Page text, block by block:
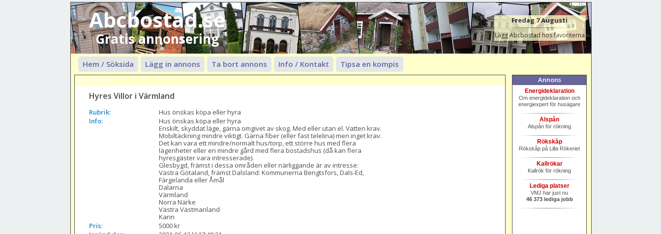
Abcbostad.se
Gratis annonsering
Fredag 7 Augusti
Lägg Abcbostad hos favoriterna
Hem / Söksida Lägg in annons Ta bort annons Info / Kontakt Tipsa en kompis
Visar annons
Hyres Villor i Värmland
Rubrik:
Hus önskas köpa eller hyra
Info:
Hus önskas köpa eller hyra
Enskilt, skyddat läge, gärna omgivet av skog. Med eller utan el. Vatten krav.
Mobiltäckning mindre viktigt. Gärna fiber (eller fast telelina) men inget krav.
Det kan vara ett mindre/normalt hus/torp, ett större hus med flera
lägenheter eller en mindre gård med flera bostadshus (då kan flera
hyresgäster vara intresserade).
Glesbygd, främst i dessa områden eller närliggande är av intresse:
Västra Götaland, främst Dalsland: Kommunerna Bengtsfors, Dals-Ed,
Färgelanda eller Åmål
Dalarna
Värmland
Norra Närke
Västra Västmanland
Karin
Pris:
5000 kr
Annons
Energideklaration
Om energideklaration och
energiexpert för husägare
Alspån
Alspån för rökning
Rökskåp
Rökskåp på Lilla Rökeriet
Kallrökar
Kallrök för rökning
Lediga platser
VMJ har just nu
46 373 lediga jobb